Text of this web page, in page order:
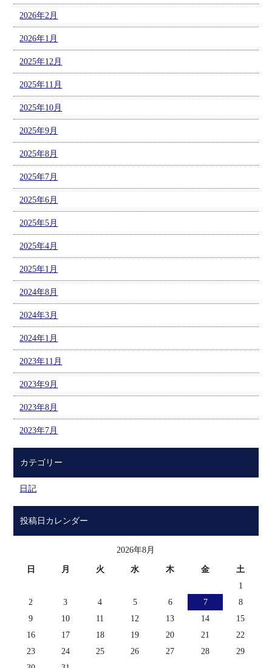
2026年2月
2026年1月
2025年12月
2025年11月
2025年10月
2025年9月
2025年8月
2025年7月
2025年6月
2025年5月
2025年4月
2025年1月
2024年8月
2024年3月
2024年1月
2023年11月
2023年9月
2023年8月
2023年7月
カテゴリー
日記
投稿日カレンダー
2026年8月
日 月 火 水 木 金
土
1
2
3 4 5 6 7
8
9
10 11 12 13 14
15
16
17 18 19 20 21
22
23
24 25 26 27 28
29